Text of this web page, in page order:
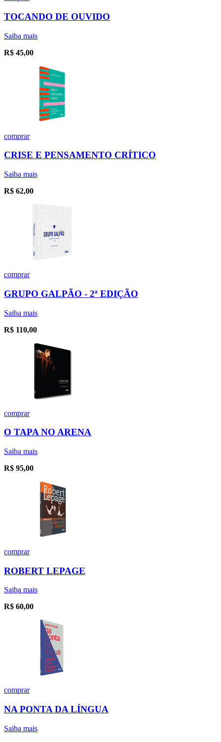
TOCANDO DE OUVIDO
Saiba mais
R$ 45,00
comprar
CRISE E PENSAMENTO CRÍTICO
Saiba mais
R$ 62,00
comprar
GRUPO GALPÃO - 2ª EDIÇÃO
Saiba mais
R$ 110,00
comprar
O TAPA NO ARENA
Saiba mais
R$ 95,00
comprar
ROBERT LEPAGE
Saiba mais
R$ 60,00
comprar
NA PONTA DA LÍNGUA
Saiba mais